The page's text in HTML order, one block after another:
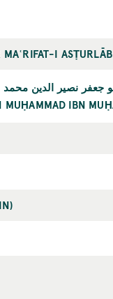
I ASṬURLĀB
جعفر نصير الدين
MUḤAMMAD IBN